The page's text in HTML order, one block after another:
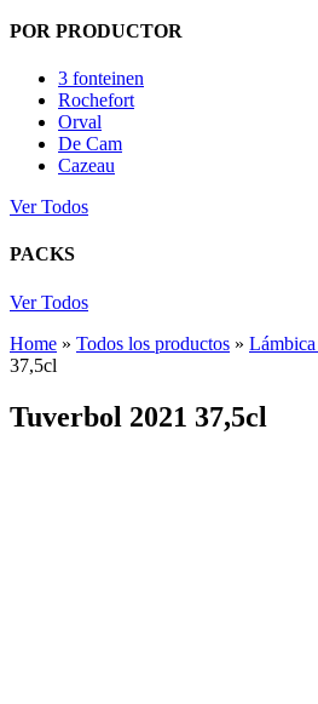
POR PRODUCTOR
3 fonteinen
Rochefort
Orval
De Cam
Cazeau
Ver Todos
PACKS
Ver Todos
Home » Todos los productos »
37,5cl
Tuverbol 2021 37,5cl